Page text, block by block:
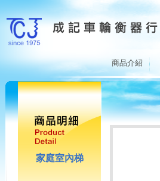
商品介紹
家庭室內梯